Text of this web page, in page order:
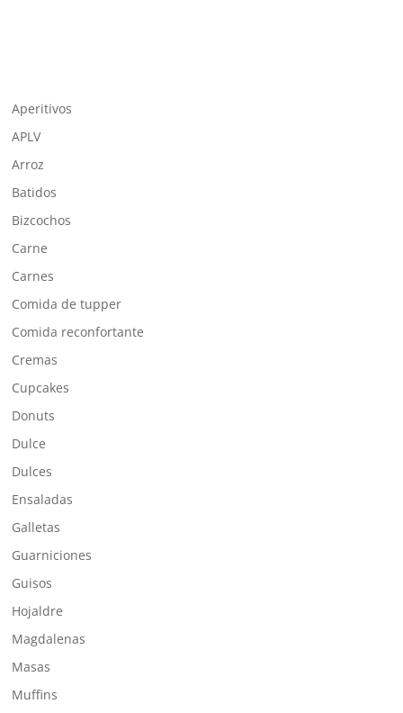
Aperitivos
APLV
Arroz
Batidos
Bizcochos
Carne
Carnes
Comida de tupper
Comida reconfortante
Cremas
Cupcakes
Donuts
Dulce
Dulces
Ensaladas
Galletas
Guarniciones
Guisos
Hojaldre
Magdalenas
Masas
Muffins